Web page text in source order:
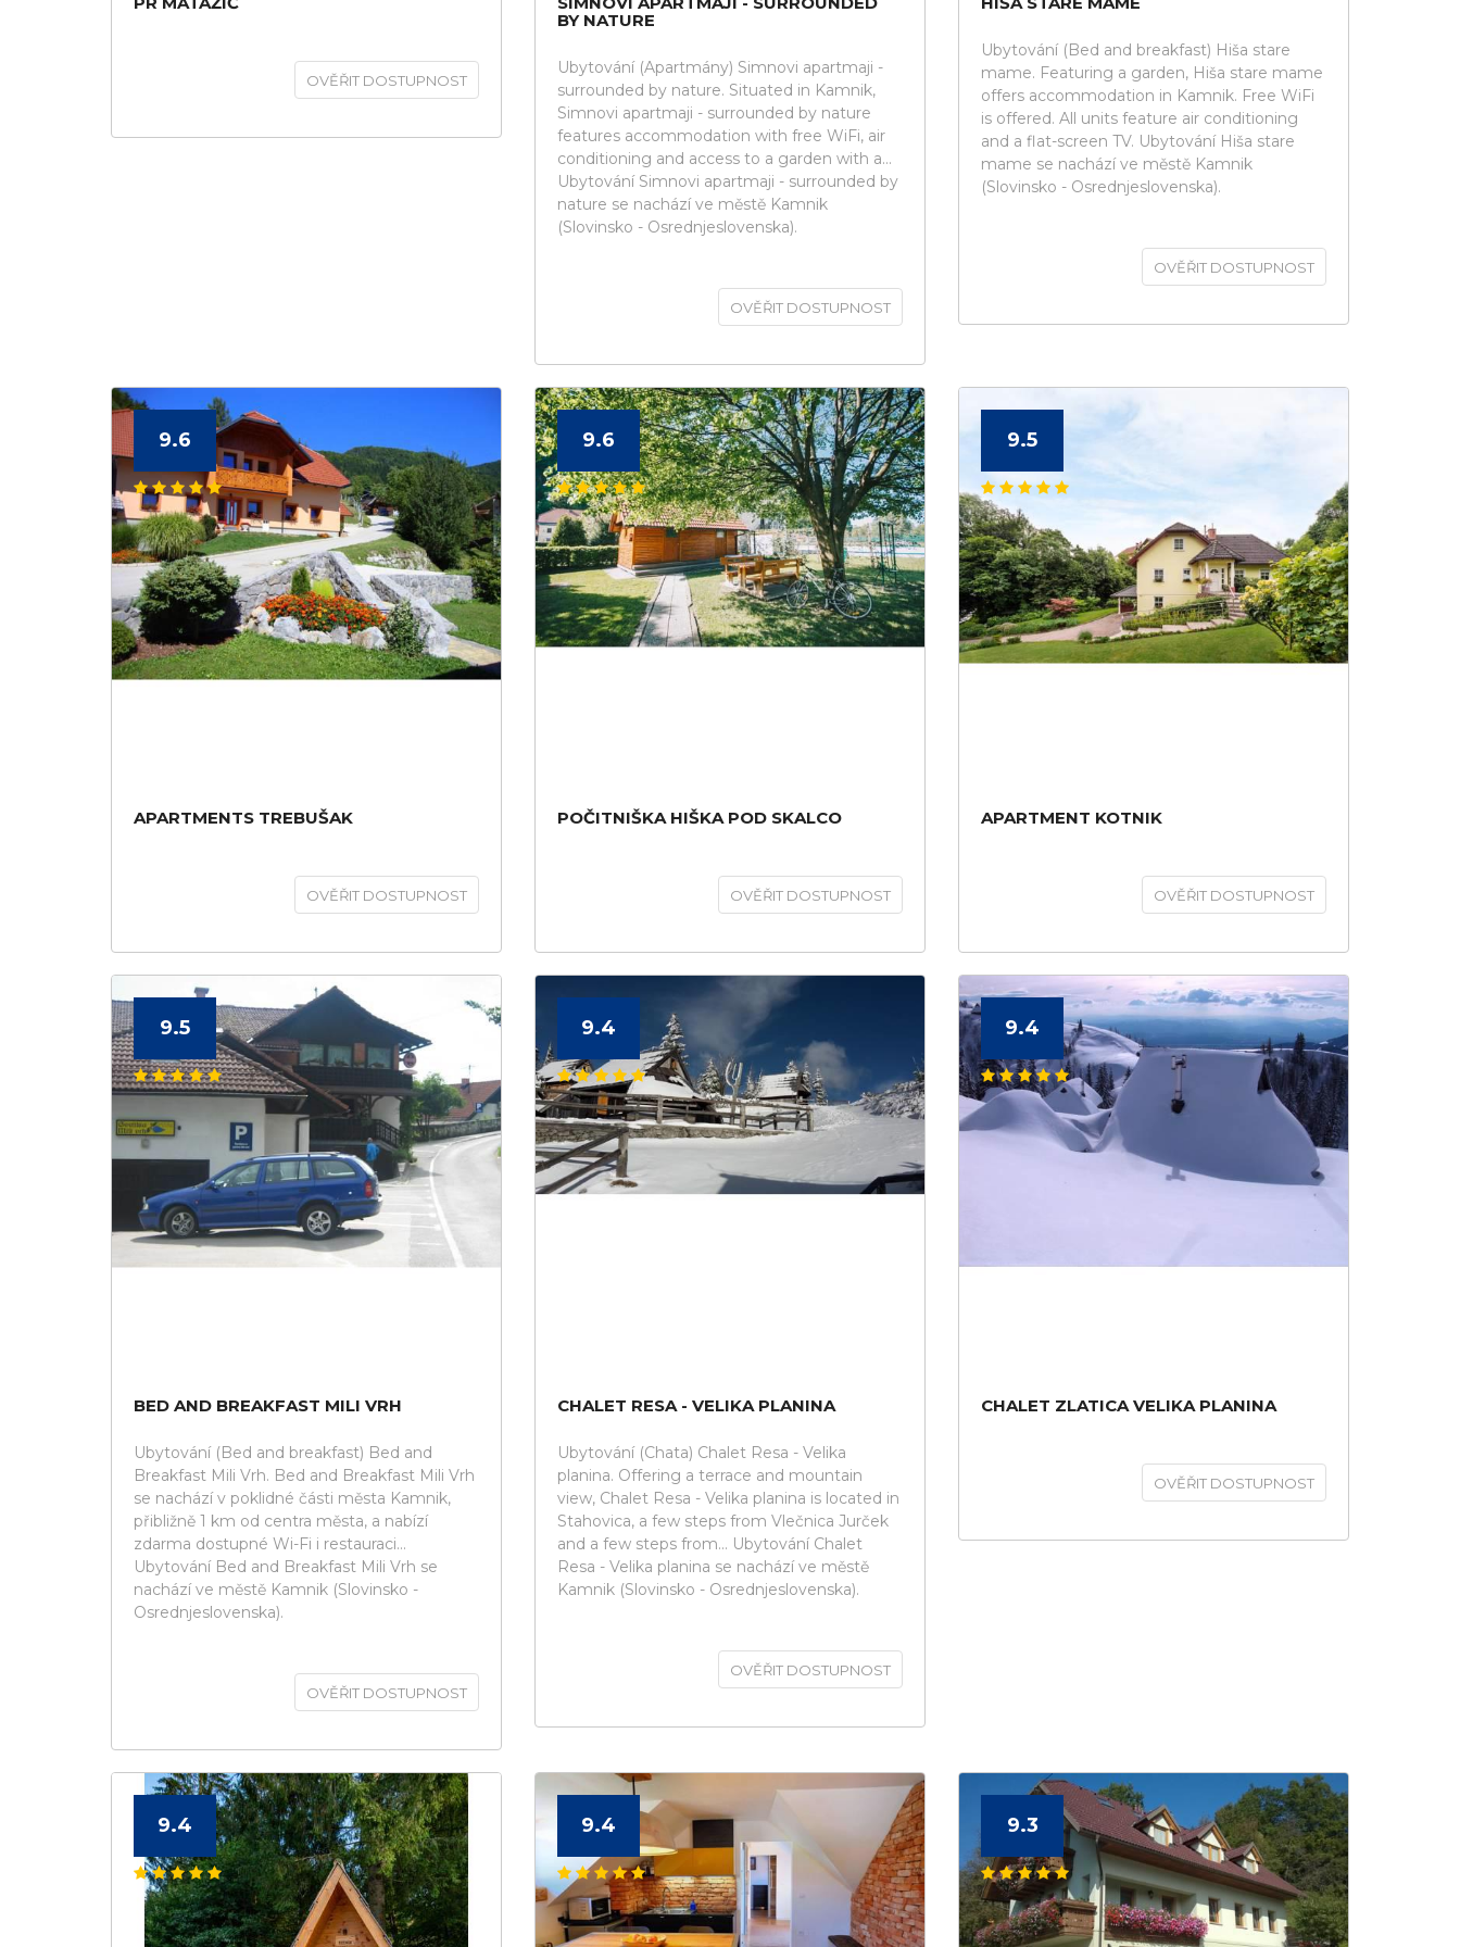
OVĚŘIT DOSTUPNOST
BY NATURE
Ubytování (Apartmány) Simnovi apartmaji -
surrounded by nature. Situated in Kamnik,
Simnovi apartmaji - surrounded by nature
features accommodation with free WiFi, air
conditioning and access to a garden with a...
Ubytování Simnovi apartmaji - surrounded by
nature se nachází ve městě Kamnik
(Slovinsko - Osrednjeslovenska).
OVĚŘIT DOSTUPNOST
Ubytování (Bed and breakfast) Hiša stare
mame. Featuring a garden, Hiša stare mame
offers accommodation in Kamnik. Free WiFi
is offered. All units feature air conditioning
and a flat-screen TV. Ubytování Hiša stare
mame se nachází ve městě Kamnik
(Slovinsko - Osrednjeslovenska).
OVĚŘIT DOSTUPNOST
9.6
APARTMENTS TREBUŠAK
OVĚŘIT DOSTUPNOST
9.6
POČITNIŠKA HIŠKA POD SKALCO
OVĚŘIT DOSTUPNOST
9.5
APARTMENT KOTNIK
OVĚŘIT DOSTUPNOST
9.5
BED AND BREAKFAST MILI VRH
Ubytování (Bed and breakfast) Bed and
Breakfast Mili Vrh. Bed and Breakfast Mili Vrh
se nachází v poklidné části města Kamnik,
přibližně 1 km od centra města, a nabízí
zdarma dostupné Wi-Fi i restauraci...
Ubytování Bed and Breakfast Mili Vrh se
nachází ve městě Kamnik (Slovinsko -
Osrednjeslovenska).
OVĚŘIT DOSTUPNOST
9.4
CHALET RESA - VELIKA PLANINA
Ubytování (Chata) Chalet Resa - Velika
planina. Offering a terrace and mountain
view, Chalet Resa - Velika planina is located in
Stahovica, a few steps from Vlečnica Jurček
and a few steps from... Ubytování Chalet
Resa - Velika planina se nachází ve městě
Kamnik (Slovinsko - Osrednjeslovenska).
OVĚŘIT DOSTUPNOST
9.4
CHALET ZLATICA VELIKA PLANINA
OVĚŘIT DOSTUPNOST
9.4 9.4 9.3